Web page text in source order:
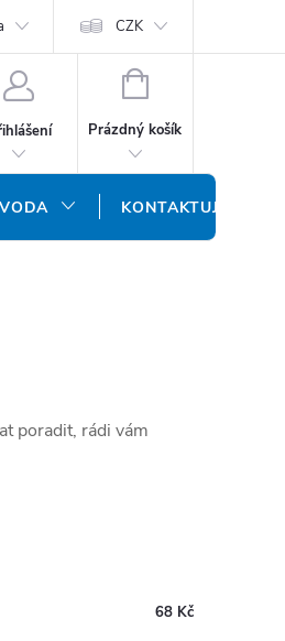
ÚDAJŮ NÁŠ SLOVENSKÝ E-
CZK
NÁKUPNÍ
Prázdný košík
KONTAKTUJTE NÁS
poradit, rádi vám
68 Kč